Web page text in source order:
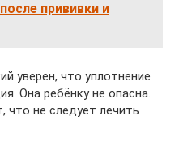
прививки и
уверен, что уплотнение
Она ребёнку не опасна.
что не следует лечить